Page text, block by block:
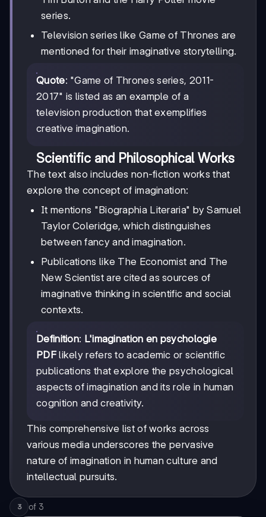
series.
Television series like Game of Thrones are
mentioned for their imaginative storytelling.
Quote: "Game of Thrones series, 2011-
2017" is listed as an example of a
television production that exemplifies
creative imagination.
Scientific and Philosophical Works
The text also includes non-fiction works that
explore the concept of imagination:
It mentions "Biographia Literaria" by Samuel
Taylor Coleridge, which distinguishes
between fancy and imagination.
Publications like The Economist and The
New Scientist are cited as sources of
imaginative thinking in scientific and social
contexts.
Definition: L'imagination en psychologie
PDFlikely refers to academic or scientific
publications that explore the psychological
aspects of imagination and its role in human
cognition and creativity.
This comprehensive list of works across
various media underscores the pervasive
nature of imagination in human culture and
intellectual pursuits.
3 of 3